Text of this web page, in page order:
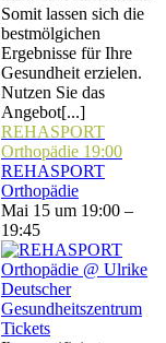
Somit lassen sich die
bestmölgichen
Ergebnisse für Ihre
Gesundheit erzielen.
Nutzen Sie das
Angebot[...]
REHASPORT
Orthopädie 19:00
REHASPORT
Orthopädie
Mai 15 um 19:00 –
19:45
Tickets